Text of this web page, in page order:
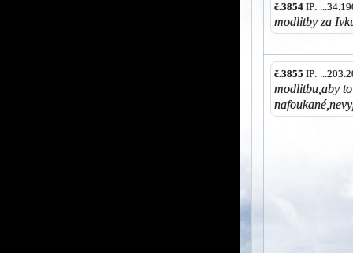
č.3854 IP:
modlitby za
č.3855 IP:
modlitbu,aby